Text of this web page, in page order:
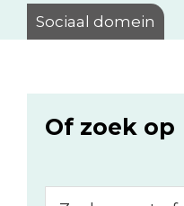
Sociaal domein
Of zoek op